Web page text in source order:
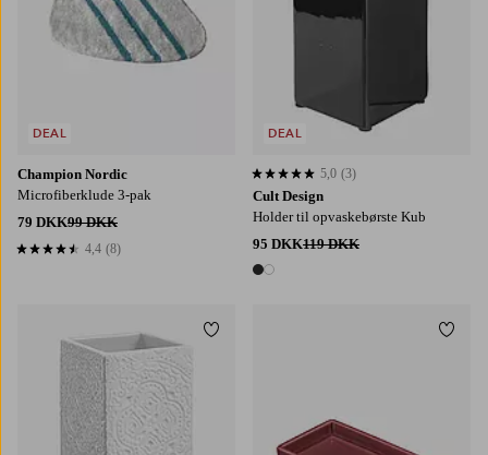
Champion Nordic
Microfiberklude 3-pak
79 DKK99 DKK
4,4 baseret på 8 bedømmelser
4,4 (8)
DEAL
Cult Design
Holder til opvaskebørste Kub
95 DKK119 DKK
2 farver
5,0 baseret på 3 bedømmelser
5,0 (3)
DEAL
Tilføj til favoritter